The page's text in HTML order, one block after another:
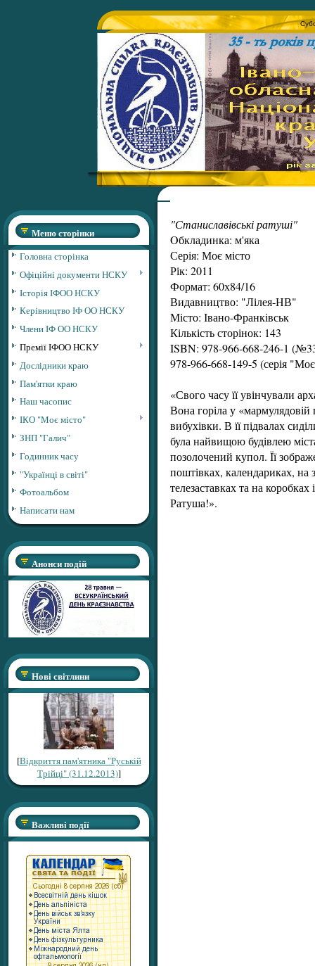
Меню сторінки
Головна сторінка
Офіційні документи НСКУ
Історія ІФОО НСКУ
Керівництво ІФ ОО НСКУ
Члени ІФ ОО НСКУ
Премії ІФОО НСКУ
Дослідники краю
Пам'ятки краю
Наш часопис
ІКО "Моє місто"
ЗНП "Галич"
Годинник часу
"Українці в світі"
Фотоальбом
Написати нам
Анонси подій
Нові світлини
[Відкриття пам'ятника "Руській
Трійці" (31.12.2013)]
Важливі події
"Станиславівські ратуші"
Oбкладинка: м'яка
Серія: Моє місто
Рік: 2011
Формат: 60х84/16
Видавництво: "Лілея-НВ"
Місто: Івано-Франківськ
Кількість сторінок: 143
ISBN: 978-966-668-246-1
978-966-668-149-5 (серія
«Свого часу її увінчували
Вона горіла у «мармулядовій
вибухівки. В її підвалах
була найвищою будівлею
позолочений купол. Її
поштівках, календариках, на
телезаставках та на
Ратуша!».